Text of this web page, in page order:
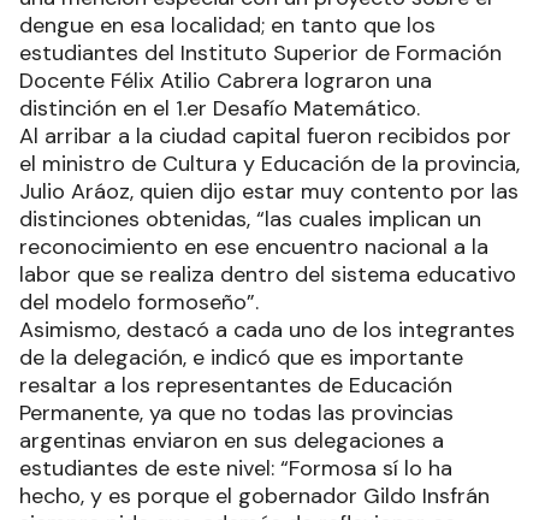
dengue en esa localidad; en tanto que los
estudiantes del Instituto Superior de Formación
Docente Félix Atilio Cabrera lograron una
distinción en el 1.er Desafío Matemático.
Al arribar a la ciudad capital fueron recibidos por
el ministro de Cultura y Educación de la provincia,
Julio Aráoz, quien dijo estar muy contento por las
distinciones obtenidas, “las cuales implican un
reconocimiento en ese encuentro nacional a la
labor que se realiza dentro del sistema educativo
del modelo formoseño”.
Asimismo, destacó a cada uno de los integrantes
de la delegación, e indicó que es importante
resaltar a los representantes de Educación
Permanente, ya que no todas las provincias
argentinas enviaron en sus delegaciones a
estudiantes de este nivel: “Formosa sí lo ha
hecho, y es porque el gobernador Gildo Insfrán